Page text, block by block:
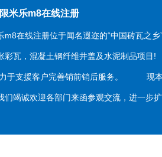
米乐m8在线注册
在线注册位于闻名遐迩的“中国砖瓦之乡
彩瓦，混凝土钢纤维井盖及水泥制品项
于支援客户完善销前销后服务。 现本
们竭诚欢迎各部门来函参观交流，进一